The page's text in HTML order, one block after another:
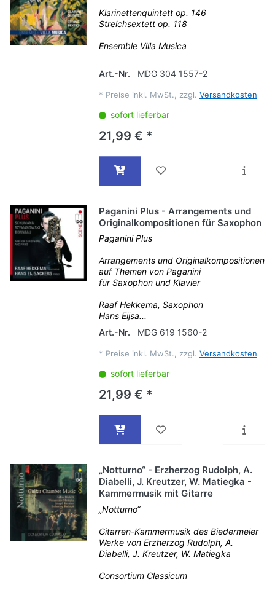
Klarinettenquintett op. 146
Streichsextett op. 118
Ensemble Villa Musica
Art.-Nr. MDG 304 1557-2
* Preise inkl. MwSt., zzgl. Versandkosten
sofort lieferbar
21,99 € *
Paganini Plus - Arrangements und
Originalkompositionen für Saxophon
Paganini Plus
Arrangements und Originalkompositionen
auf Themen von Paganini
für Saxophon und Klavier
Raaf Hekkema, Saxophon
Hans Eijsa...
Art.-Nr.
MDG 619 1560-2
* Preise inkl. MwSt., zzgl. Versandkosten
sofort lieferbar
21,99 € *
„Notturno“ - Erzherzog Rudolph, A.
Diabelli, J. Kreutzer, W. Matiegka -
Kammermusik mit Gitarre
„Notturno“
Gitarren-Kammermusik des Biedermeier
Werke von Erzherzog Rudolph, A.
Diabelli, J. Kreutzer, W. Matiegka
Consortium Classicum